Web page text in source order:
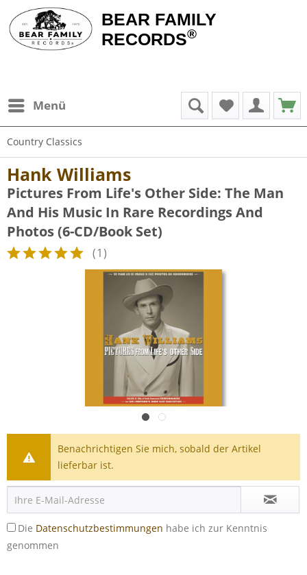
BEAR FAMILY
RECORDS®
Menü
Country Classics
Hank Williams
Pictures From Life's Other Side: The Man
And His Music In Rare Recordings And
Photos (6-CD/Book Set)
(1)
Benachrichtigen Sie mich, sobald der Artikel
lieferbar ist.
Die Datenschutzbestimmungen habe ich zur Kenntnis
genommen